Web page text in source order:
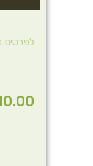
לפרטים